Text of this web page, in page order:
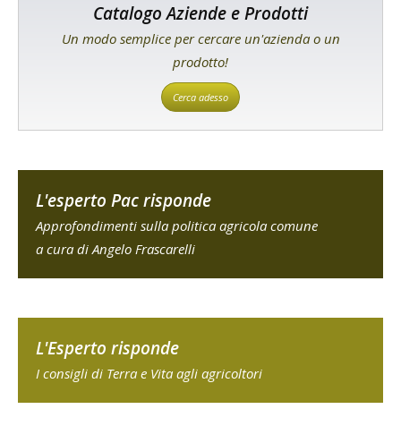
Catalogo Aziende e Prodotti
Un modo semplice per cercare un'azienda o un
prodotto!
Cerca adesso
L'esperto Pac risponde
Approfondimenti sulla politica agricola comune
a cura di Angelo Frascarelli
L'Esperto risponde
I consigli di Terra e Vita agli agricoltori